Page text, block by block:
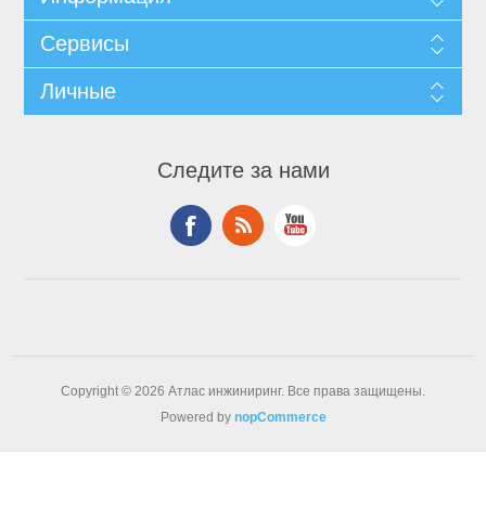
Сервисы
Личные
Следите за нами
Copyright © 2026 Атлас инжиниринг. Все права защищены.
Powered by nopCommerce